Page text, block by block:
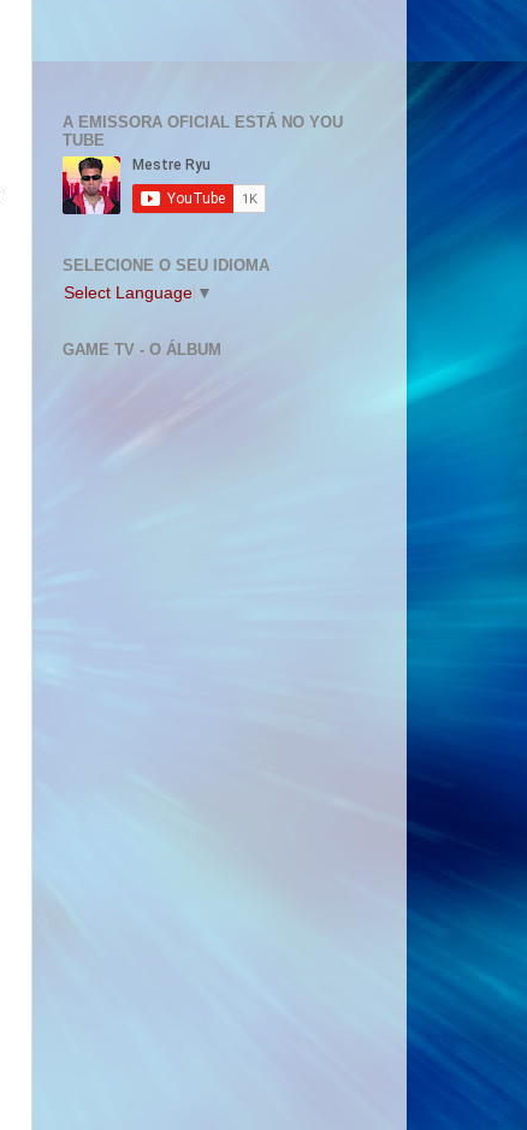
A EMISSORA OFICIAL ESTÁ NO YOU
TUBE
SELECIONE O SEU IDIOMA
Select Language ▼
GAME TV - O ÁLBUM